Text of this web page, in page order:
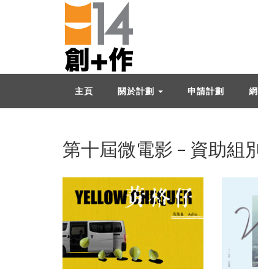
主頁 關於計劃 申請計劃
第十屆微電影 – 資助組